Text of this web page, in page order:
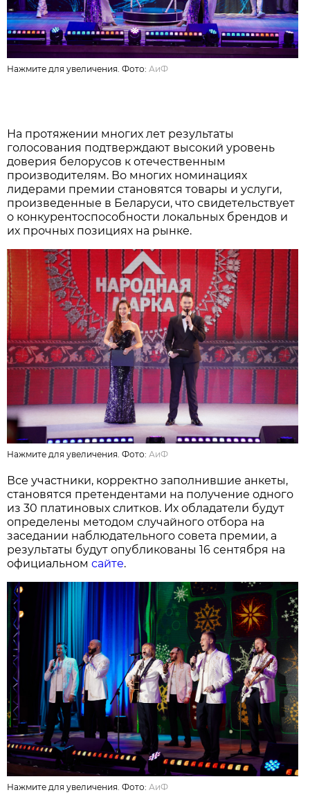
Нажмите для увеличения. Фото:АиФ
На протяжении многих лет результаты
голосования подтверждают высокий уровень
доверия белорусов к отечественным
производителям. Во многих номинациях
лидерами премии становятся товары и услуги,
произведенные в Беларуси, что свидетельствует
о конкурентоспособности локальных брендов и
их прочных позициях на рынке.
Нажмите для увеличения. Фото:АиФ
Все участники, корректно заполнившие анкеты,
становятся претендентами на получение одного
из 30 платиновых слитков. Их обладатели будут
определены методом случайного отбора на
заседании наблюдательного совета премии, а
результаты будут опубликованы 16 сентября на
официальномсайте.
Нажмите для увеличения. Фото:АиФ